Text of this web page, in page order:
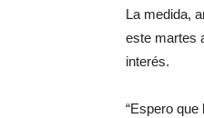
La medida,
este martes
interés.
“Espero